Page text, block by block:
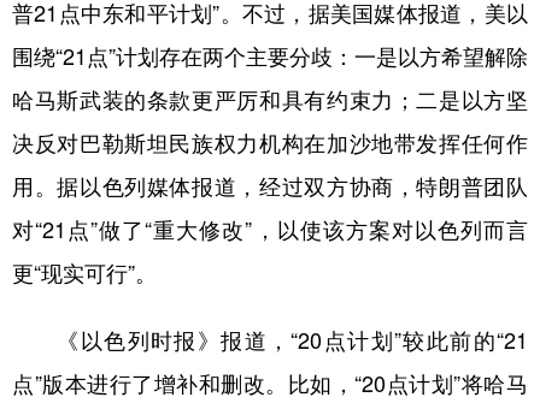
English Español Français عربى
Русский язык 日本語 한국어
Deutsch Português
普21点中东和平计划”。不过，据美国媒体报道，美以
围绕“21点”计划存在两个主要分歧：一是以方希望解除
哈马斯武装的条款更严厉和具有约束力；二是以方坚
决反对巴勒斯坦民族权力机构在加沙地带发挥任何作
用。据以色列媒体报道，经过双方协商，特朗普团队
对“21点”做了“重大修改”，以使该方案对以色列而言
更“现实可行”。
《以色列时报》报道，“20点计划”较此前的“21
点”版本进行了增补和删改。比如，“20点计划”将哈马